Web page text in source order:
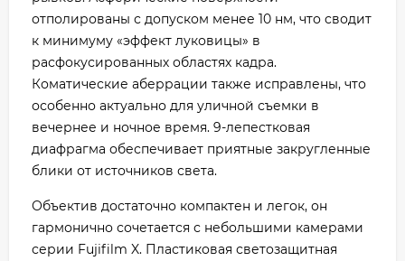
отполированы с допуском менее 10 нм, что сводит
к минимуму «эффект луковицы» в
расфокусированных областях кадра.
Коматические аберрации также исправлены, что
особенно актуально для уличной съемки в
вечернее и ночное время. 9-лепестковая
диафрагма обеспечивает приятные закругленные
блики от источников света.
Объектив достаточно компактен и легок, он
гармонично сочетается с небольшими камерами
серии Fujifilm X. Пластиковая светозащитная